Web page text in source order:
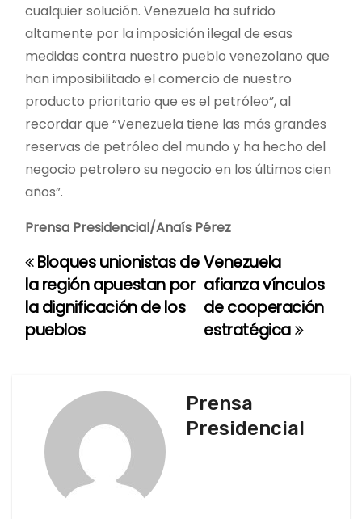
cualquier solución. Venezuela ha sufrido
altamente por la imposición ilegal de esas
medidas contra nuestro pueblo venezolano que
han imposibilitado el comercio de nuestro
producto prioritario que es el petróleo”, al
recordar que “Venezuela tiene las más grandes
reservas de petróleo del mundo y ha hecho del
negocio petrolero su negocio en los últimos cien
años”.
Prensa Presidencial/Anaís Pérez
N
a
v
Venezuela
afianza vínculos
de cooperación
estratégica
Bloques unionistas de
la región apuestan por
la dignificación de los
pueblos
Prensa
Presidencial